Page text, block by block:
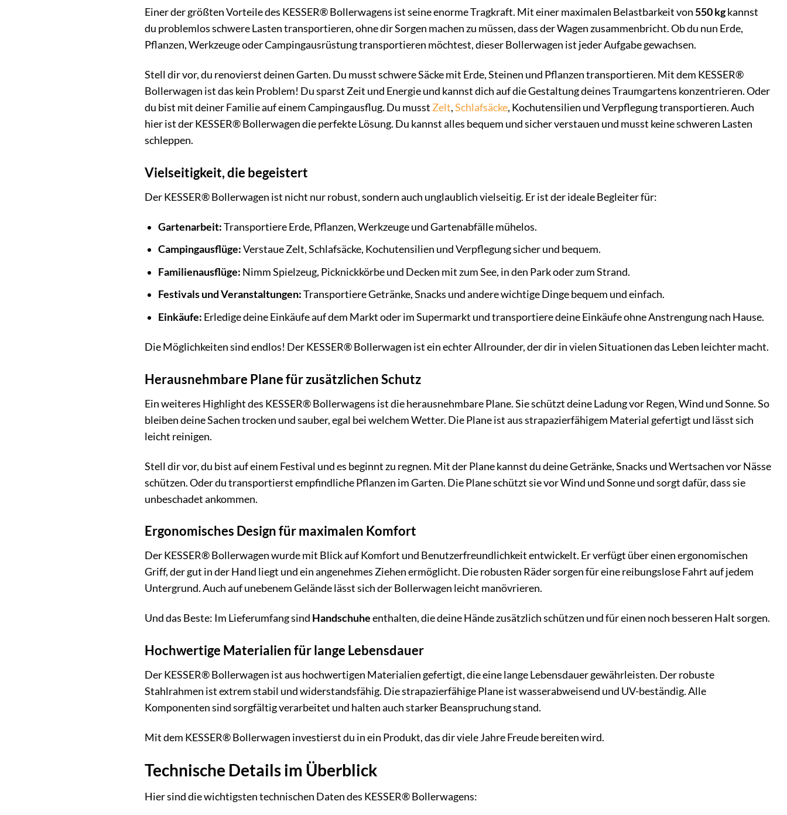
Einer der größten Vorteile des KESSER® Bollerwagens ist seine enorme Tragkraft. Mit einer maximalen Belastbarkeit von550 kgkannst
du problemlos schwere Lasten transportieren, ohne dir Sorgen machen zu müssen, dass der Wagen zusammenbricht. Ob du nun Erde,
Pflanzen, Werkzeuge oder Campingausrüstung transportieren möchtest, dieser Bollerwagen ist jeder Aufgabe gewachsen.
Stell dir vor, du renovierst deinen Garten. Du musst schwere Säcke mit Erde, Steinen und Pflanzen transportieren. Mit dem KESSER®
Bollerwagen ist das kein Problem! Du sparst Zeit und Energie und kannst dich auf die Gestaltung deines Traumgartens konzentrieren. Oder
du bist mit deiner Familie auf einem Campingausflug. Du musst Zelt,Schlafsäcke, Kochutensilien und Verpflegung transportieren. Auch
hier ist der KESSER® Bollerwagen die perfekte Lösung. Du kannst alles bequem und sicher verstauen und musst keine schweren Lasten
schleppen.
Vielseitigkeit, die begeistert
Der KESSER® Bollerwagen ist nicht nur robust, sondern auch unglaublich vielseitig. Er ist der ideale Begleiter für:
Gartenarbeit:Transportiere Erde, Pflanzen, Werkzeuge und Gartenabfälle mühelos.
Campingausflüge:Verstaue Zelt, Schlafsäcke, Kochutensilien und Verpflegung sicher und bequem.
Familienausflüge: Nimm Spielzeug, Picknickkörbe und Decken mit zum See, in den Park oder zum Strand.
Festivals und Veranstaltungen:Transportiere Getränke, Snacks und andere wichtige Dinge bequem und einfach.
Einkäufe: Erledige deine Einkäufe auf dem Markt oder im Supermarkt und transportiere deine Einkäufe ohne Anstrengung nach Hause.
Die Möglichkeiten sind endlos! Der KESSER® Bollerwagen ist ein echter Allrounder, der dir in vielen Situationen das Leben leichter macht.
Herausnehmbare Plane für zusätzlichen Schutz
Ein weiteres Highlight des KESSER® Bollerwagens ist die herausnehmbare Plane. Sie schützt deine Ladung vor Regen, Wind und Sonne. So
bleiben deine Sachen trocken und sauber, egal bei welchem Wetter. Die Plane ist aus strapazierfähigem Material gefertigt und lässt sich
leicht reinigen.
Stell dir vor, du bist auf einem Festival und es beginnt zu regnen. Mit der Plane kannst du deine Getränke, Snacks und Wertsachen vor Nässe
schützen. Oder du transportierst empfindliche Pflanzen im Garten. Die Plane schützt sie vor Wind und Sonne und sorgt dafür, dass sie
unbeschadet ankommen.
Ergonomisches Design für maximalen Komfort
Der KESSER® Bollerwagen wurde mit Blick auf Komfort und Benutzerfreundlichkeit entwickelt. Er verfügt über einen ergonomischen
Griff, der gut in der Hand liegt und ein angenehmes Ziehen ermöglicht. Die robusten Räder sorgen für eine reibungslose Fahrt auf jedem
Untergrund. Auch auf unebenem Gelände lässt sich der Bollerwagen leicht manövrieren.
Und das Beste: Im Lieferumfang sind Handschuheenthalten, die deine Hände zusätzlich schützen und für einen noch besseren Halt sorgen.
Hochwertige Materialien für lange Lebensdauer
Der KESSER® Bollerwagen ist aus hochwertigen Materialien gefertigt, die eine lange Lebensdauer gewährleisten. Der robuste
Stahlrahmen ist extrem stabil und widerstandsfähig. Die strapazierfähige Plane ist wasserabweisend und UV-beständig. Alle
Komponenten sind sorgfältig verarbeitet und halten auch starker Beanspruchung stand.
Mit dem KESSER® Bollerwagen investierst du in ein Produkt, das dir viele Jahre Freude bereiten wird.
Technische Details im Überblick
Hier sind die wichtigsten technischen Daten des KESSER® Bollerwagens: